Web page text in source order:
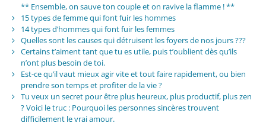
** Ensemble, on sauve ton couple et on ravive la flamme ! **
15 types de femme qui font fuir les hommes
14 types d’hommes qui font fuir les femmes
Quelles sont les causes qui détruisent les foyers de nos jours ???
Certains t’aiment tant que tu es utile, puis t’oublient dès qu’ils
n’ont plus besoin de toi.
Est-ce qu’il vaut mieux agir vite et tout faire rapidement, ou bien
prendre son temps et profiter de la vie ?
Tu veux un secret pour être plus heureux, plus productif, plus zen
? Voici le truc : Pourquoi les personnes sincères trouvent
difficilement le vrai amour.